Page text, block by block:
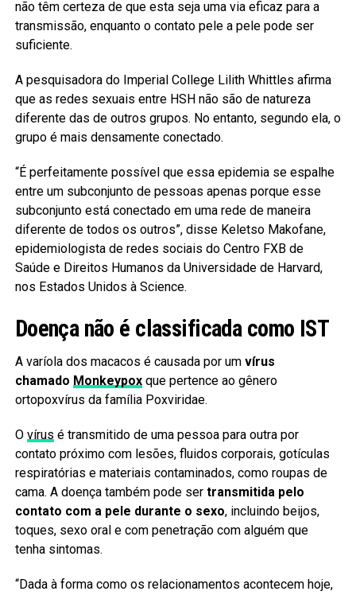
não têm certeza de que esta seja uma via eficaz para a
transmissão, enquanto o contato pele a pele pode ser
suficiente.
A pesquisadora do Imperial College Lilith Whittles afirma
que as redes sexuais entre HSH não são de natureza
diferente das de outros grupos. No entanto, segundo ela, o
grupo é mais densamente conectado.
“É perfeitamente possível que essa epidemia se espalhe
entre um subconjunto de pessoas apenas porque esse
subconjunto está conectado em uma rede de maneira
diferente de todos os outros”, disse Keletso Makofane,
epidemiologista de redes sociais do Centro FXB de
Saúde e Direitos Humanos da Universidade de Harvard,
nos Estados Unidos à Science.
Doença não é classificada como IST
A varíola dos macacos é causada por um vírus
chamado Monkeypoxque pertence ao gênero
ortopoxvírus da família Poxviridae.
O vírus é transmitido de uma pessoa para outra por
contato próximo com lesões, fluidos corporais, gotículas
respiratórias e materiais contaminados, como roupas de
cama. A doença também pode ser transmitida pelo
contato com a pele durante o sexo, incluindo beijos,
toques, sexo oral e com penetração com alguém que
tenha sintomas.
“Dada à forma como os relacionamentos acontecem hoje,